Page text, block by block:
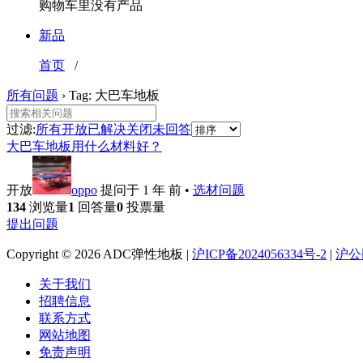
购物车里没有产品
新品
首页 /
所有问题 › Tag: 大巴车地板
过滤:所有开放已解决关闭未回答
大巴车地板用什么材料好？
开放 oppo 提问于 1 年 前 • 选材问题
134 浏览量1 回答量0 投票量
提出问题
Copyright © 2026 ADC弹性地板 | 沪ICP备2024056334号-2 | 沪公
关于我们
招聘信息
联系方式
网站地图
免责声明